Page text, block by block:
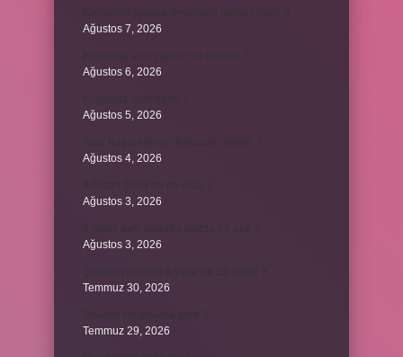
Ağustos 7, 2026
Ağustos 6, 2026
Ağustos 5, 2026
Ağustos 4, 2026
Ağustos 3, 2026
Ağustos 3, 2026
Temmuz 30, 2026
Temmuz 29, 2026